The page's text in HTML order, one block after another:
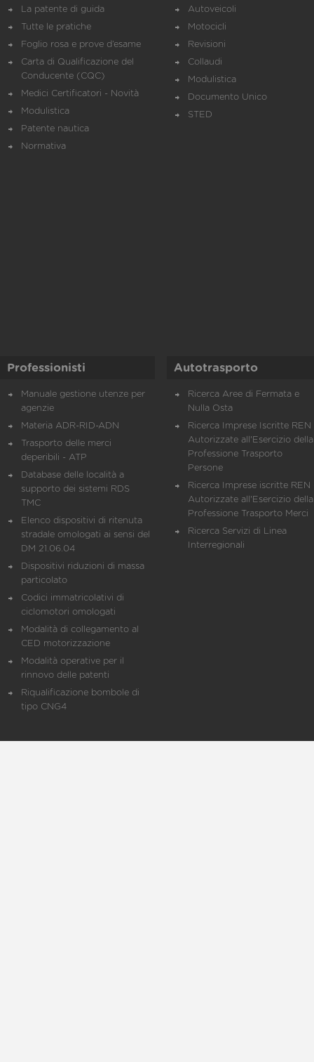
La patente di guida
Tutte le pratiche
Foglio rosa e prove d’esame
Carta di Qualificazione del
Conducente (CQC)
Medici Certificatori - Novità
Modulistica
Patente nautica
Normativa
Autoveicoli
Motocicli
Revisioni
Collaudi
Modulistica
Documento Unico
STED
Professionisti
Manuale gestione utenze per
agenzie
Materia ADR-RID-ADN
Trasporto delle merci
deperibili - ATP
Database delle località a
supporto dei sistemi RDS
TMC
Elenco dispositivi di ritenuta
stradale omologati ai sensi del
DM 21.06.04
Dispositivi riduzioni di massa
particolato
Codici immatricolativi di
ciclomotori omologati
Modalità di collegamento al
CED motorizzazione
Modalità operative per il
rinnovo delle patenti
Riqualificazione bombole di
tipo CNG4
Autotrasporto
Ricerca Aree di Fermata e
Nulla Osta
Ricerca Imprese Iscritte REN
Autorizzate all'Esercizio della
Professione Trasporto
Persone
Ricerca Imprese iscritte REN
Autorizzate all'Esercizio della
Professione Trasporto Merci
Ricerca Servizi di Linea
Interregionali